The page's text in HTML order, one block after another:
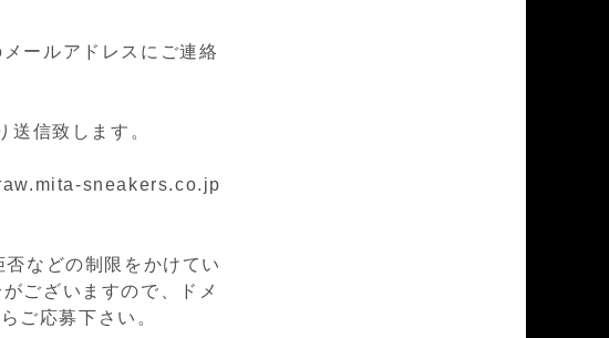
ールアドレスにご連絡
信致します。
sneakers.co.jp
などの制限をかけてい
ございますので、ドメ
ご応募下さい。